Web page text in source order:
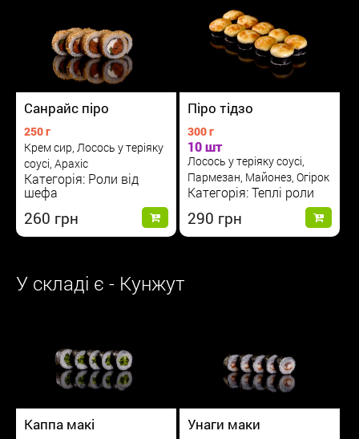
Санрайс піро
250 г
Крем сир, Лосось у теріяку
соусі, Арахіс
Категорія: Роли від
шефа
260
Піро тідзо
300 г
10 шт
Лосось у теріяку соусі,
Пармезан, Майонез, Огірок
Категорія: Теплі роли
290
У складі є - Кунжут
Каппа макі Унаги маки